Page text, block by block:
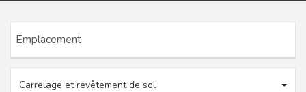
Carrelage et revêtement de sol